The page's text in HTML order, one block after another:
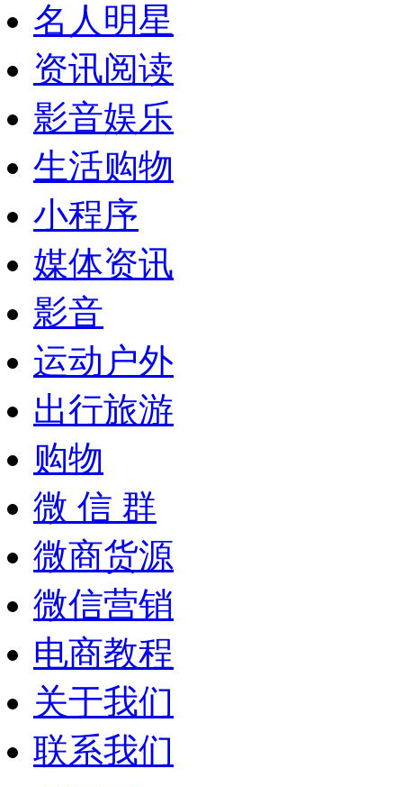
名人明星
资讯阅读
影音娱乐
生活购物
小程序
媒体资讯
影音
运动户外
出行旅游
购物
微 信 群
微商货源
微信营销
电商教程
关于我们
联系我们